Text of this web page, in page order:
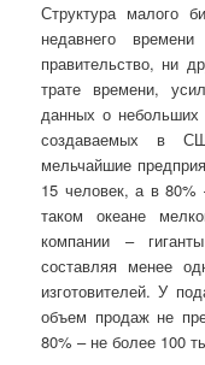
Структура малого
недавнего
правительство, ни
трате времени,
данных о
создаваемых в
мельчайшие
15 человек, а в 80%
таком океане
компании –
составляя менее
изготовителей. У
объем продаж не
80% – не более 100